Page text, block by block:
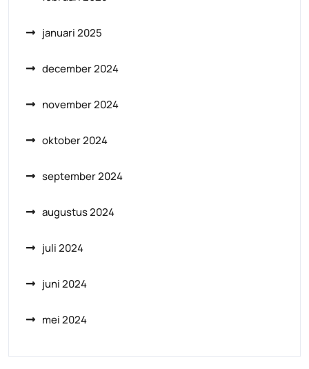
januari 2025
december 2024
november 2024
oktober 2024
september 2024
augustus 2024
juli 2024
juni 2024
mei 2024